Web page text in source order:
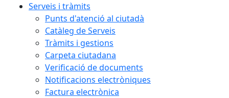
Serveis i tràmits
Punts d'atenció al ciutadà
Catàleg de Serveis
Tràmits i gestions
Carpeta ciutadana
Verificació de documents
Notificacions electròniques
Factura electrònica